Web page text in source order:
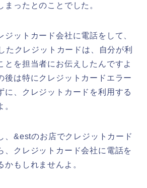
まったとのことでした。
ジットカード会社に電話をして、
たクレジットカードは、自分が利
とを担当者にお伝えしたんですよ
後は特にクレジットカードエラー
に、クレジットカードを利用する
、&estのお店でクレジットカード
、クレジットカード会社に電話を
もしれませんよ。